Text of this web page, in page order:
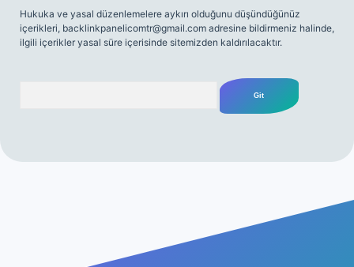
Hukuka ve yasal düzenlemelere aykırı olduğunu düşündüğünüz
içerikleri, backlinkpanelicomtr@gmail.com adresine bildirmeniz halinde,
ilgili içerikler yasal süre içerisinde sitemizden kaldırılacaktır.